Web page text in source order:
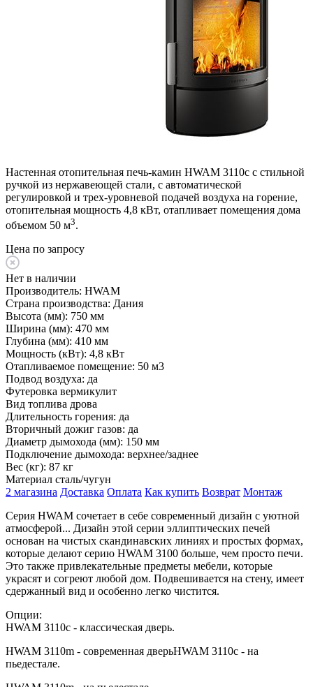
Настенная отопительная печь-камин HWAM 3110c с стильной
ручкой из нержавеющей стали, с автоматической
регулировкой и трех-уровневой подачей воздуха на горение,
отопительная мощность 4,8 кВт, отапливает помещения дома
объемом 50 м3.
Цена по запросу
Нет в наличии
Производитель: HWAM
Страна производства: Дания
Высота (мм): 750 мм
Ширина (мм): 470 мм
Глубина (мм): 410 мм
Мощность (кВт): 4,8 кВт
Отапливаемое помещение: 50 м3
Подвод воздуха: да
Футеровка вермикулит
Вид топлива дрова
Длительность горения: да
Вторичный дожиг газов: да
Диаметр дымохода (мм): 150 мм
Подключение дымохода: верхнее/заднее
Вес (кг): 87 кг
Материал сталь/чугун
2 магазина Доставка Оплата Как купить Возврат Монтаж
Серия HWAM сочетает в себе современный дизайн с уютной
атмосферой... Дизайн этой серии эллиптических печей
основан на чистых скандинавских линиях и простых формах,
которые делают серию HWAM 3100 больше, чем просто печи.
Это также привлекательные предметы мебели, которые
украсят и согреют любой дом. Подвешивается на стену, имеет
сдержанный вид и особенно легко чистится.
Опции:
HWAM 3110c - классическая дверь.
HWAM 3110m - современная дверьHWAM 3110c - на
пьедестале.